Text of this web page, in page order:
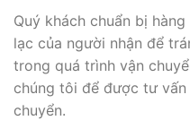
Quý khách chuẩn bị
lạc của người nhận để
trong quá trình vận
chúng tôi để được tư
chuyển.